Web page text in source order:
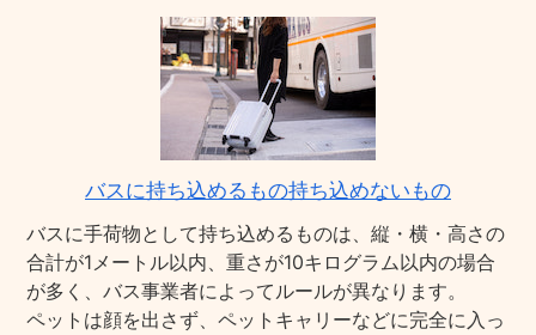
バスに持ち込めるもの持ち込めないもの
バスに手荷物として持ち込めるものは、縦・横・高さの
合計が1メートル以内、重さが10キログラム以内の場合
が多く、バス事業者によってルールが異なります。
ペットは顔を出さず、ペットキャリーなどに完全に入っ